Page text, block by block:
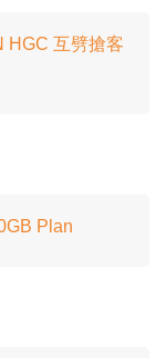
HGC 互劈搶客
Plan